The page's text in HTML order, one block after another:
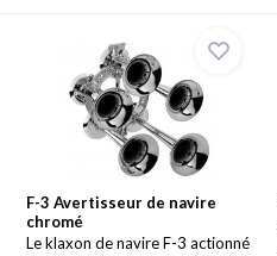
F-3 Avertisseur de navire
chromé
Le klaxon de navire F-3 actionné